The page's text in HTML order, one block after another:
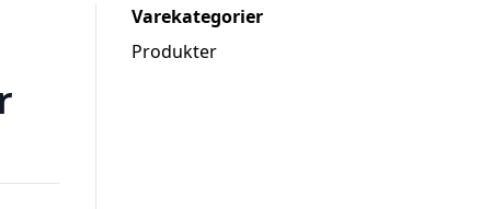
Varekategorier
Produkter